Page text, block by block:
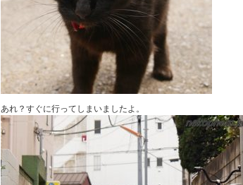
あれ？すぐに行ってしまいましたよ。